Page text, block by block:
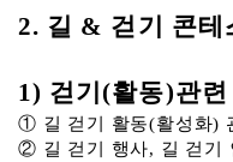
2. 길 & 걷기 콘테
1) 걷기(활동)관
① 길 걷기 활동(활성화)
② 길 걷기 행사, 길 걷기